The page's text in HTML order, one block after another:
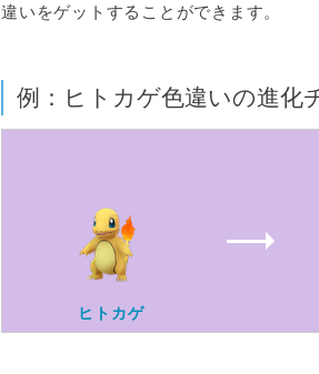
違いをゲットすることができます。
例：ヒトカゲ色違いの進化
ヒトカゲ